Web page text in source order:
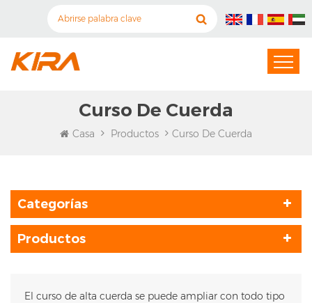
Curso De Cuerda
Casa Productos Curso De Cuerda
Categorías
Productos
El curso de alta cuerda se puede ampliar con todo tipo